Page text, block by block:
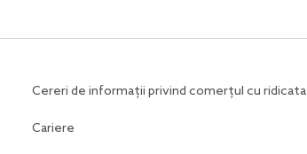
Cereri de informații privind comerțul cu ridicata
Cariere